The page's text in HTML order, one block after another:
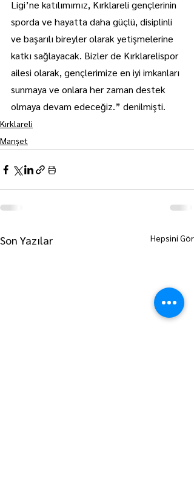
Ligi’ne katılımımız, Kırklareli gençlerinin
sporda ve hayatta daha güçlü, disiplinli
ve başarılı bireyler olarak yetişmelerine
katkı sağlayacak. Bizler de Kırklarelispor
ailesi olarak, gençlerimize en iyi imkanları
sunmaya ve onlara her zaman destek
olmaya devam edeceğiz.” denilmişti.
Kırklareli
Manşet
Son Yazılar Hepsini Gör